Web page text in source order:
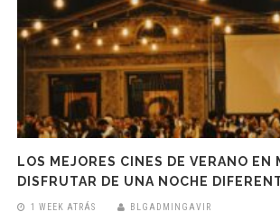
LOS MEJORES CINES DE VERANO EN
DISFRUTAR DE UNA NOCHE
1 WEEK ATRÁS BLGADMINGAVIR